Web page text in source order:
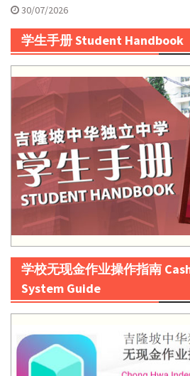
30/07/2026
学生手册 Student Handbook
学校无现金作业操作指南
System Guide